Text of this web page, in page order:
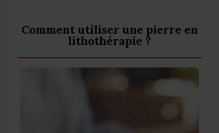
Comment utiliser une pierre en
lithothérapie ?